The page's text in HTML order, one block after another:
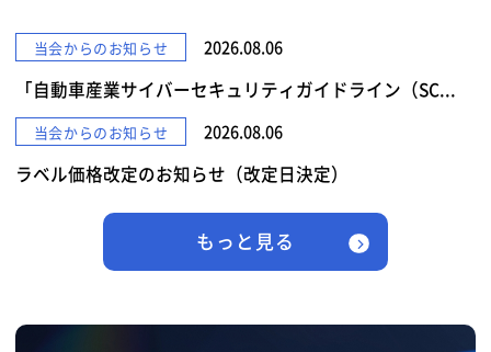
当会からのお知らせ 2026.08.06
「自動車産業サイバーセキュリティガイドライン（SC...
当会からのお知らせ 2026.08.06
ラベル価格改定のお知らせ（改定日決定）
もっと見る